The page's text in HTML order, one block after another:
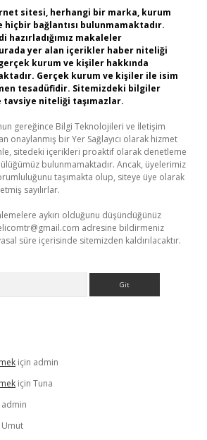
sitesi, herhangi bir marka, kurum
hiçbir bağlantısı bulunmamaktadır.
hazırladığımız makaleler
yer alan içerikler haber niteliği
kurum ve kişiler hakkında
Gerçek kurum ve kişiler ile isim
tesadüfidir. Sitemizdeki bilgiler
niteliği taşımazlar.
gereğince Bilgi Teknolojileri ve İletişim
onaylanmış bir Yer Sağlayıcı olarak hizmet
sitedeki içerikleri proaktif olarak denetleme
bulunmamaktadır. Ancak, üyelerimiz
taşımakta olup, siteye üye olarak
sayılırlar.
aykırı olduğunu düşündüğünüz
adresine bildirmeniz
süre içerisinde sitemizden kaldırılacaktır.
için admin
için Tuna
admin
Umut